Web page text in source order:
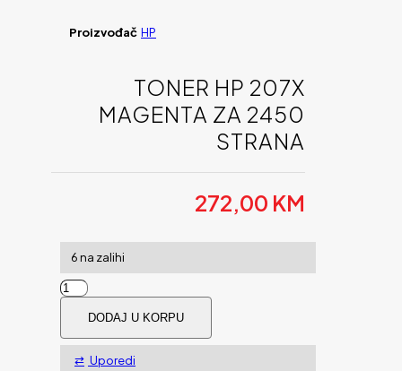
Proizvođač HP
TONER HP 207X
MAGENTA ZA 2450
STRANA
272,00 KM
6 na zalihi
Toner
HP
Magenta
DODAJ U KORPU
Uporedi